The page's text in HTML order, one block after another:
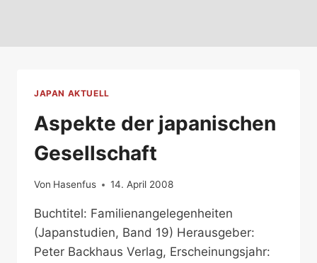
JAPAN AKTUELL
Aspekte der japanischen
Gesellschaft
Von Hasenfus 14. April 2008
Buchtitel: Familienangelegenheiten
(Japanstudien, Band 19) Herausgeber:
Peter Backhaus Verlag, Erscheinungsjahr: